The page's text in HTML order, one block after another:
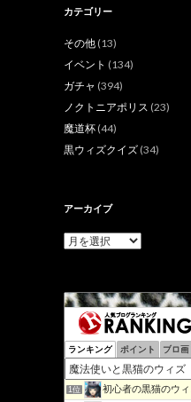
カテゴリー
その他 (13)
イベント (134)
ガチャ (394)
ノクトニアポリス (23)
魔道杯 (44)
黒ウィズクイズ (34)
アーカイブ
ア
ブ
ランキング ポイント ブロ画
1位 初心者の黒猫のウィズ攻略日記 | のんびりマイペースで攻略…